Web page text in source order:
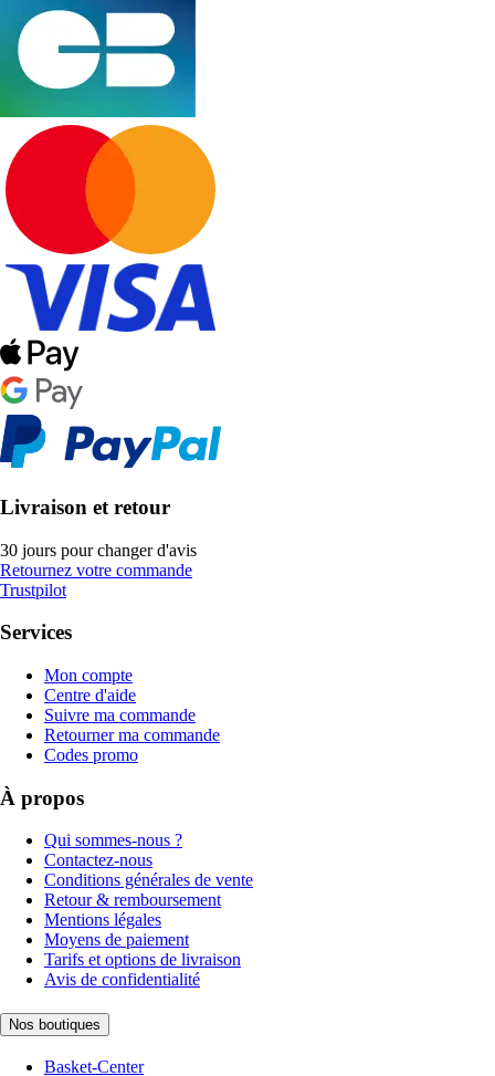
Livraison et retour
30 jours pour changer d'avis
Retournez votre commande
Trustpilot
Services
Mon compte
Centre d'aide
Suivre ma commande
Retourner ma commande
Codes promo
À propos
Qui sommes-nous ?
Contactez-nous
Conditions générales de vente
Retour & remboursement
Mentions légales
Moyens de paiement
Tarifs et options de livraison
Avis de confidentialité
Nos boutiques
Basket-Center